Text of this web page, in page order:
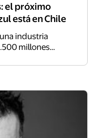
el próximo
está en Chile
industria
millones
academia y
a la sociedad